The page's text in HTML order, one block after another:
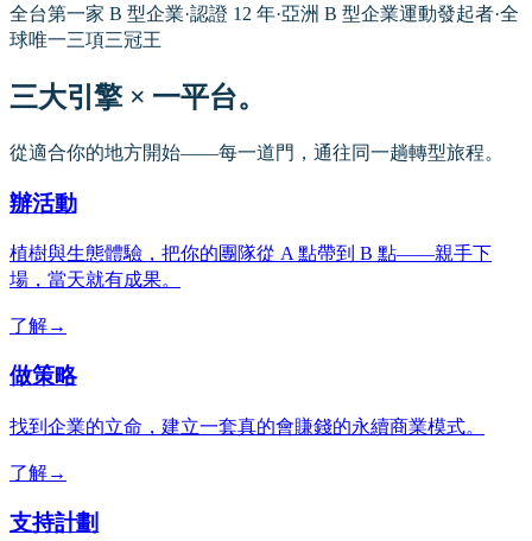
全台第一家 B 型企業·認證 12 年·亞洲 B 型企業運動發起者·全
球唯一三項三冠王
三大引擎 × 一平台。
從適合你的地方開始——每一道門，通往同一趟轉型旅程。
辦活動
植樹與生態體驗，把你的團隊從 A 點帶到 B 點——親手下
場，當天就有成果。
了解→
做策略
找到企業的立命，建立一套真的會賺錢的永續商業模式。
了解→
支持計劃